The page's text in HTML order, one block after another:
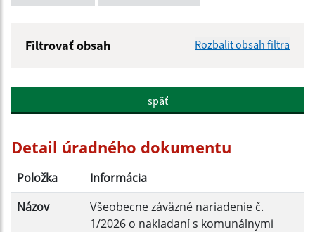
Filtrovať obsah Rozbaliť obsah filtra
Popis:
Dátum zverejnenia do:
späť
Detail úradného dokumentu
Položka
Informácia
Názov
Všeobecne záväzné nariadenie č.
1/2026 o nakladaní s komunálnymi